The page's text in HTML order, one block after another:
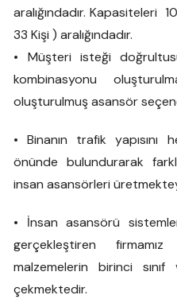
aralığındadır. Kapasiteleri
33 Kişi ) aralığındadır.
• Müşteri isteği
kombinasyonu
oluşturulmuş asansör
• Binanın trafik yapısını
önünde bulundurarak
insan asansörleri
• İnsan asansörü
gerçekleştiren
malzemelerin birinci
çekmektedir.